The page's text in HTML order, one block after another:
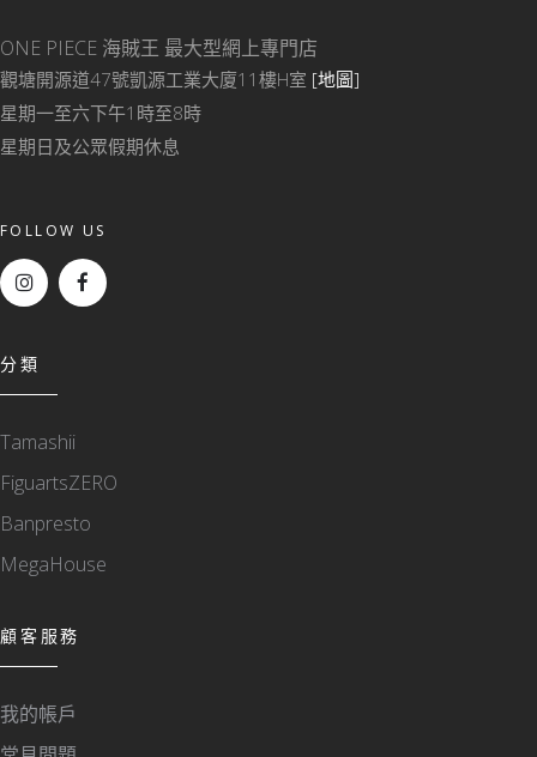
ONE PIECE 海賊王 最大型網上專門店
觀塘開源道47號凱源工業大廈11樓H室 [地圖]
星期一至六下午1時至8時
星期日及公眾假期休息
FOLLOW US
分類
Tamashii
FiguartsZERO
Banpresto
MegaHouse
顧客服務
我的帳戶